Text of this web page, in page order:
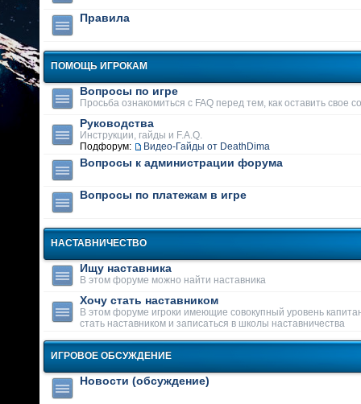
Правила
ПОМОЩЬ ИГРОКАМ
Вопросы по игре
Просьба ознакомиться с FAQ перед тем, как оставить свое
Руководства
Инструкции, гайды и F.A.Q.
Подфорум:
Видео-Гайды от DeathDima
Вопросы к администрации форума
Вопросы по платежам в игре
НАСТАВНИЧЕСТВО
Ищу наставника
В этом форуме можно найти наставника
Хочу стать наставником
В этом форуме игроки имеющие совокупный уровень
стать наставником и записаться в школы наставничества
ИГРОВОЕ ОБСУЖДЕНИЕ
Новости (обсуждение)